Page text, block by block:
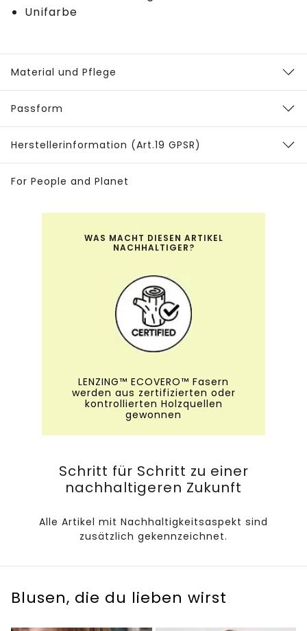
Unifarbe
Material und Pflege
Passform
Herstellerinformation (Art.19 GPSR)
For People and Planet
WAS MACHT DIESEN ARTIKEL
NACHHALTIGER?
LENZING™ ECOVERO™ Fasern
werden aus zertifizierten oder
kontrollierten Holzquellen
gewonnen
Schritt für Schritt zu einer
nachhaltigeren Zukunft
Alle Artikel mit Nachhaltigkeitsaspekt sind
zusätzlich gekennzeichnet.
Blusen, die du lieben wirst